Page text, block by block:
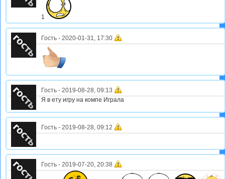
1
Гость - 2020-01-31, 17:30
Гость - 2019-08-28, 09:13
Я в ету игру на компе Играла
Гость - 2019-08-28, 09:12
Гость - 2019-07-20, 20:38